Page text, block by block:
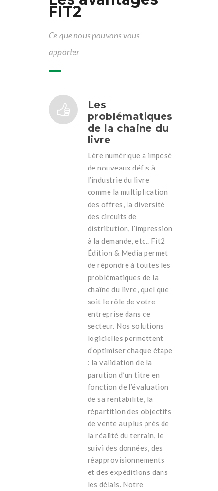
FIT2
Ce que nous pouvons vous
apporter
Les
problématiques
de la chaine du
livre
L’ère numérique a imposé
de nouveaux défis à
l’industrie du livre
comme la multiplication
des offres, la diversité
des circuits de
distribution, l’impression
à la demande, etc.. Fit2
Édition & Media permet
de répondre à toutes les
problématiques de la
chaîne du livre, quel que
soit le rôle de votre
entreprise dans ce
secteur. Nos solutions
logicielles permettent
d’optimiser chaque étape
: la validation de la
parution d’un titre en
fonction de l’évaluation
de sa rentabilité, la
répartition des objectifs
de vente au plus près de
la réalité du terrain, le
suivi des données, des
réapprovisionnements
et des expéditions dans
les délais. Notre